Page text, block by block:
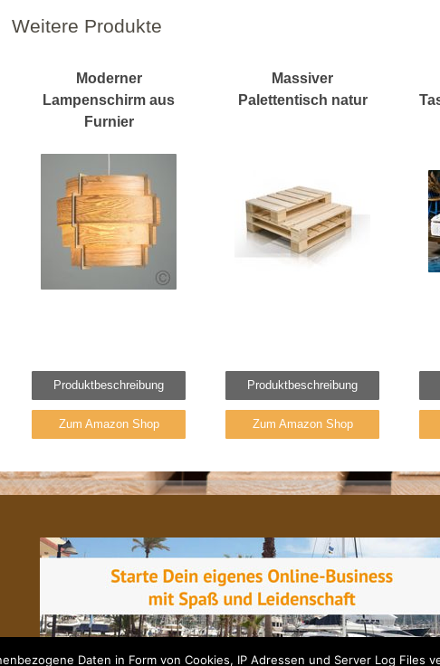
Weitere Produkte
Moderner
Lampenschirm aus
Furnier
Produktbeschreibung
Zum Amazon Shop
Massiver
Palettentisch natur
Produktbeschreibung
Zum Amazon Shop
Daten in Form von Cookies, IP Adressen und Server Log